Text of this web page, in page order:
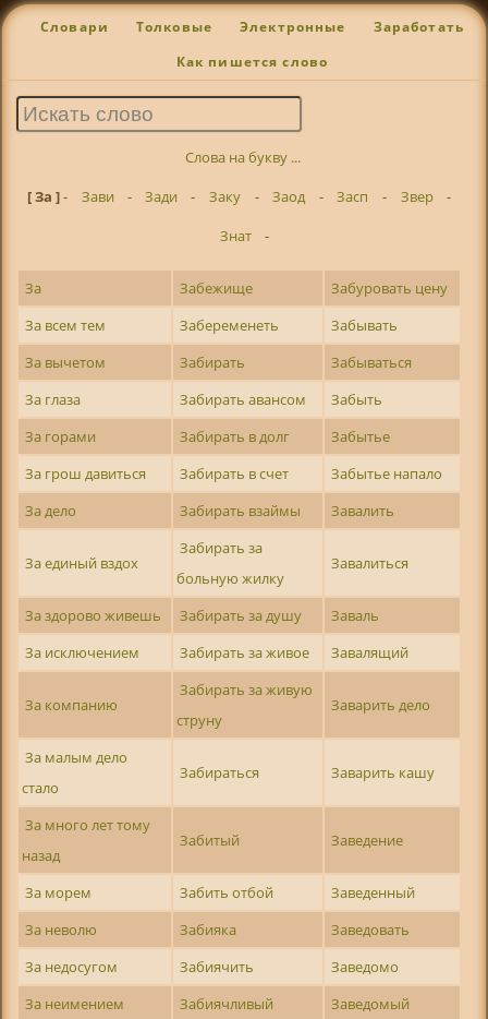
Словари Толковые Электронные Заработать
Как пишется слово
Слова на букву ...
[ За ]- Зави - Зади - Заку - Заод - Засп - Звер
-
Знат
-
За Забежище
Забуровать цену
За всем тем
Забеременеть
Забывать
За вычетом
Забирать
Забываться
За глаза
Забирать авансом
Забыть
За горами
Забирать в долг
Забытье
За грош давиться
Забирать в счет
Забытье напало
За дело
Забирать взаймы Завалить
За единый вздох
Забирать за
больную жилку
Завалиться
За здорово живешь Забирать за душу
Заваль
За исключением
Забирать за живое Завалящий
За компанию
Забирать за живую
струну
Заварить дело
За малым дело
стало
Забираться Заварить кашу
За много лет тому
назад
Забитый Заведение
За морем Забить отбой
Заведенный
За неволю
Забияка
Заведовать
За недосугом
Забиячить
Заведомо
За неимением
Забиячливый
Заведомый